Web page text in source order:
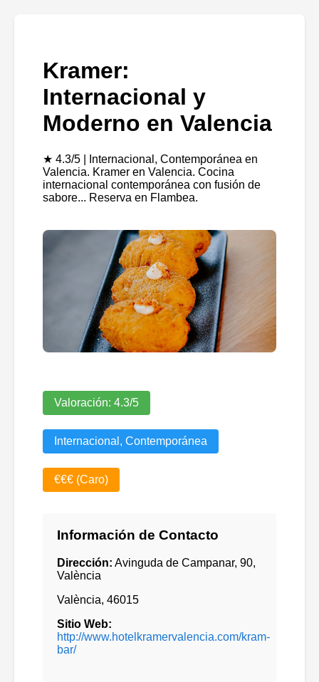
Kramer:
Internacional y
Moderno en Valencia
★ 4.3/5 | Internacional, Contemporánea en
Valencia. Kramer en Valencia. Cocina
internacional contemporánea con fusión de
sabore... Reserva en Flambea.
Valoración: 4.3/5
Internacional, Contemporánea
€€€ (Caro)
Información de Contacto
Dirección: Avinguda de Campanar, 90,
València
València, 46015
Sitio Web:
http://www.hotelkramervalencia.com/kram-
bar/